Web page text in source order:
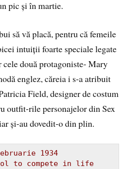
pic și în martie.
să vă placă, pentru că femeile
intuiții foarte speciale legate
cele două protagoniste- Mary
englez, căreia i s-a atribuit
Field, designer de costum
outfit-rile personajelor din Sex
și-au dovedit-o din plin.
to compete in life